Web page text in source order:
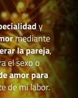
y
mediante
la pareja,
el sexo o
amor para
de mi labor.